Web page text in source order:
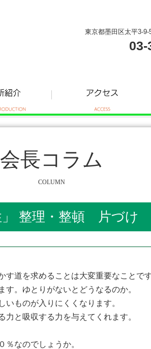
東京都墨田区太平3-
03-
会長コラム
COLUMN
」 整理・整頓 片づ
道を求めることは大変重要なことです
。ゆとりがないとどうなるのか。
ものが入りにくくなります。
力と吸収する力を与えてくれます。
なのでしょうか。